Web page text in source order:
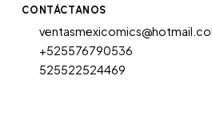
CONTÁCTANOS
+525576790536
525522524469